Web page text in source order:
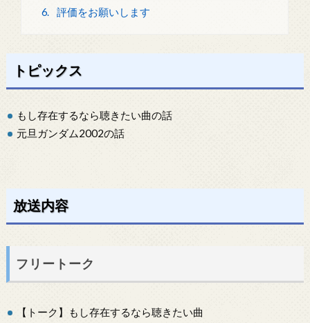
6. 評価をお願いします
トピックス
もし存在するなら聴きたい曲の話
元旦ガンダム2002の話
放送内容
フリートーク
【トーク】もし存在するなら聴きたい曲